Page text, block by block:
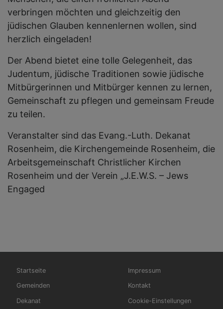
verbringen möchten und gleichzeitig den
jüdischen Glauben kennenlernen wollen, sind
herzlich eingeladen!
Der Abend bietet eine tolle Gelegenheit, das
Judentum, jüdische Traditionen sowie jüdische
Mitbürgerinnen und Mitbürger kennen zu lernen,
Gemeinschaft zu pflegen und gemeinsam Freude
zu teilen.
Veranstalter sind das Evang.-Luth. Dekanat
Rosenheim, die Kirchengemeinde Rosenheim, die
Arbeitsgemeinschaft Christlicher Kirchen
Rosenheim und der Verein „J.E.W.S. – Jews
Engaged
Startseite
Gemeinden
Dekanat
Impressum
Kontakt
Cookie-Einstellungen